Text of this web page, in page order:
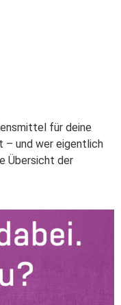
für deine
– und wer eigentlich
Übersicht der